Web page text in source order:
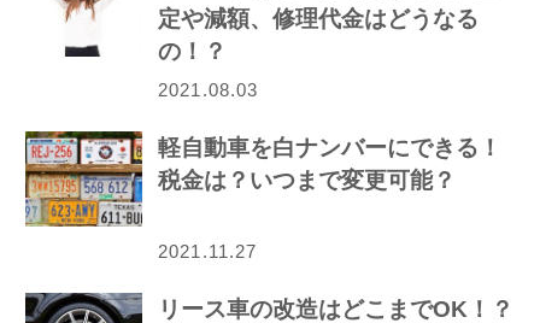
定や減額、修理代金はどうなる
の！？
2021.08.03
軽自動車を白ナンバーにできる！
税金は？いつまで変更可能？
2021.11.27
リース車の改造はどこまでOK！？